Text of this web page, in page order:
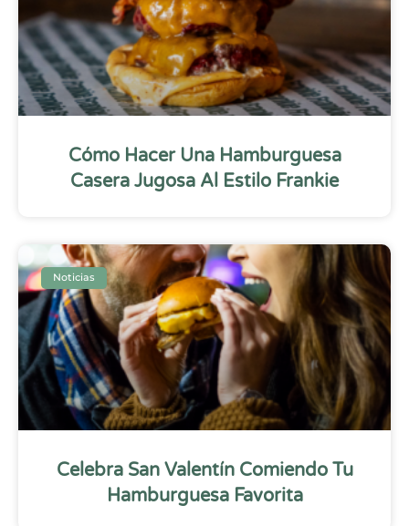
Cómo Hacer Una Hamburguesa
Casera Jugosa Al Estilo Frankie
Noticias
Celebra San Valentín Comiendo Tu
Hamburguesa Favorita